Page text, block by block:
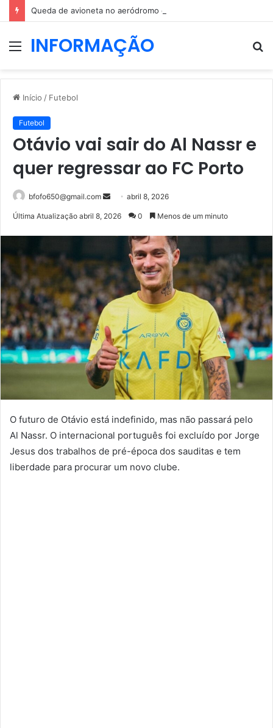
MenuINFORMAÇÃO
Início / Futebol
Futebol
Otávio vai sair do Al Nassr e
quer regressar ao FC Porto
bfofo650@gmail.com
Mandeabril 8, 2026
Última Atualização abril 8, 2026 0 Menos de um minuto
O futuro de Otávio está indefinido, mas não passará pelo
Al Nassr. O internacional português foi excluído por Jorge
Jesus dos trabalhos de pré-época dos sauditas e tem
liberdade para procurar um novo clube.